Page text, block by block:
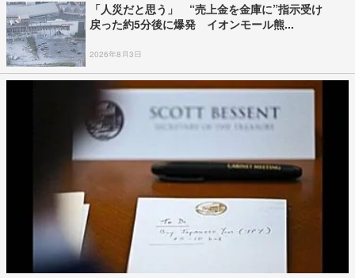
「人災だと思う」 “売上金を金庫に”指示受け
戻った約5分後に爆発 イオンモール熊...
2026年8月3日